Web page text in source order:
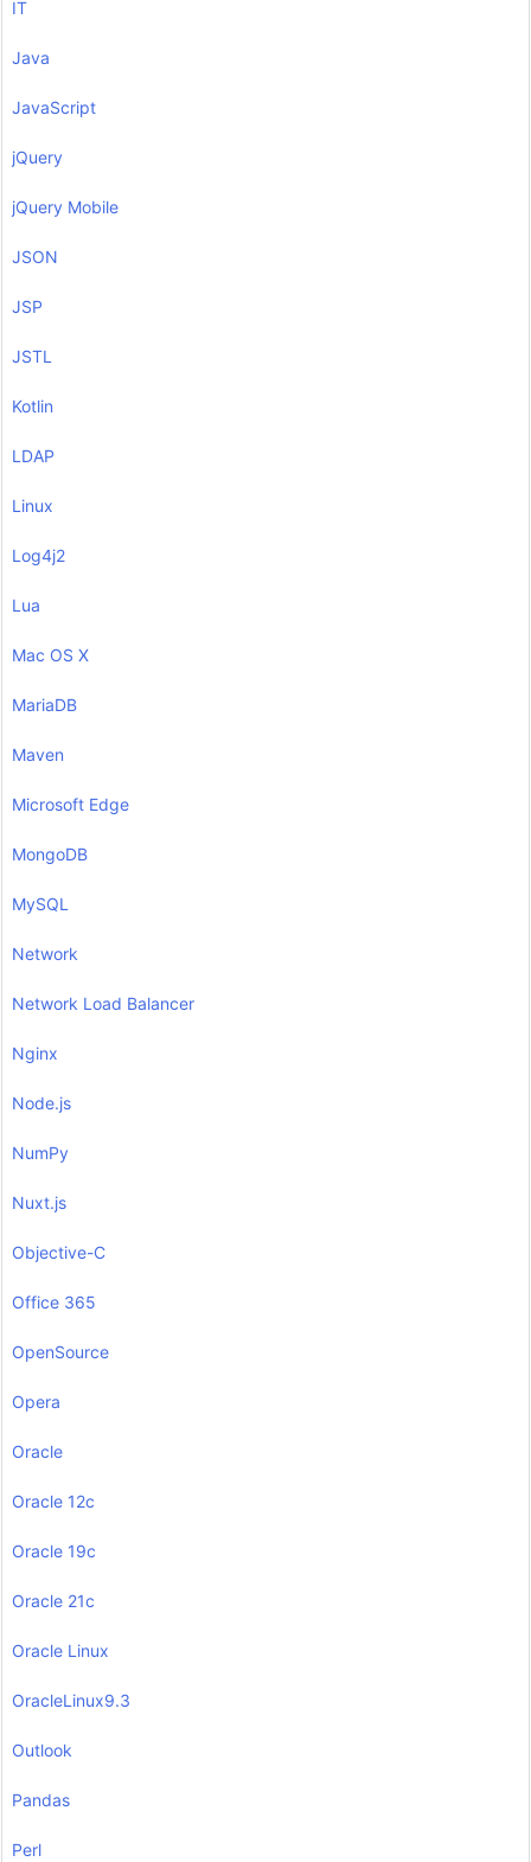
IT
Java
JavaScript
jQuery
jQuery Mobile
JSON
JSP
JSTL
Kotlin
LDAP
Linux
Log4j2
Lua
Mac OS X
MariaDB
Maven
Microsoft Edge
MongoDB
MySQL
Network
Network Load Balancer
Nginx
Node.js
NumPy
Nuxt.js
Objective-C
Office 365
OpenSource
Opera
Oracle
Oracle 12c
Oracle 19c
Oracle 21c
Oracle Linux
OracleLinux9.3
Outlook
Pandas
Perl